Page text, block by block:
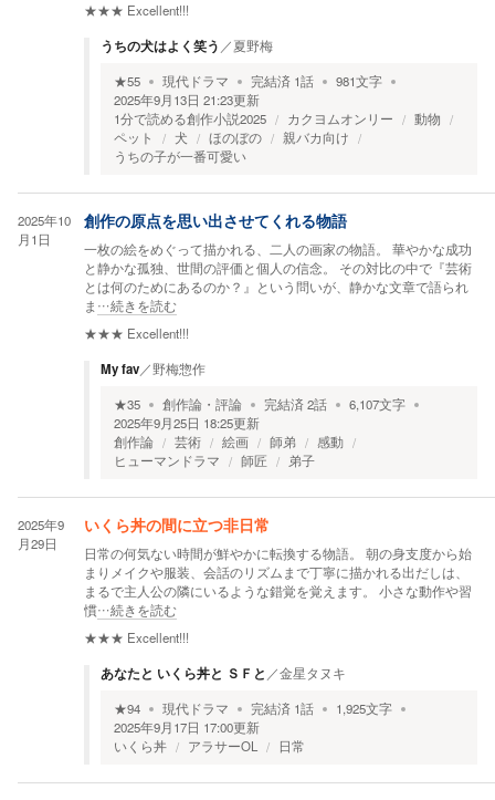
★★★ Excellent!!!
うちの犬はよく笑う ／夏野梅
★55 現代ドラマ 完結済 1話 981文字
2025年9月13日 21:23更新
1分で読める創作小説2025
カクヨムオンリー
動物
ペット
犬 ほのぼの
親バカ向け
うちの子が一番可愛い
2025年10
月1日
創作の原点を思い出させてくれる物語
一枚の絵をめぐって描かれる、二人の画家の物語。 華やかな成功
と静かな孤独、世間の評価と個人の信念。 その対比の中で『芸術
とは何のためにあるのか？』という問いが、静かな文章で語られ
ま …続きを読む
★★★ Excellent!!!
My fav／野梅惣作
★35 創作論・評論 完結済2話 6,107文字
2025年9月25日 18:25更新
創作論
芸術 絵画 師弟
感動
ヒューマンドラマ
師匠 弟子
2025年9
月29日
いくら丼の間に立つ非日常
日常の何気ない時間が鮮やかに転換する物語。 朝の身支度から始
まりメイクや服装、会話のリズムまで丁寧に描かれる出だしは、
まるで主人公の隣にいるような錯覚を覚えます。 小さな動作や習
慣…続きを読む
★★★ Excellent!!!
あなたと いくら丼と ＳＦと ／金星タヌキ
★94 現代ドラマ 完結済 1話 1,925文字
2025年9月17日 17:00更新
いくら丼
アラサーOL 日常